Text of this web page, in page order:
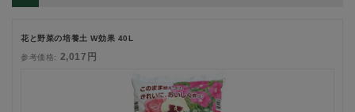
花と野菜の培養土 W効果 40L
参考価格: 2,017円